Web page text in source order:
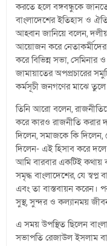
করতে হলে বঙ্গবন্ধুকে
বাংলাদেশের ইতিহাস ও
আহ্বান জানিয়ে বলেন, দলীয়
আয়োজন করে
করে বিভিন্ন সভা,
জামায়াতের অপপ্রচারের
কর্মসূচী জনগণের মাঝে তুলে
তিনি আরো বলেন,
করে কারও রাজনীতি করার
দিলেন, সমাজকে কি দিলেন,
দিলেন- এই হিসাব করে
আমি বারবার একটিই কথায়
সমৃদ্ধ বাংলাদেশের, যে
এবং তা বাস্তবায়ন করেন।
সুস্থ, সুন্দর ও কল্যানময়
এ সময় উপস্থিত ছিলেন
সভাপতি রেজাউল ইসলাম